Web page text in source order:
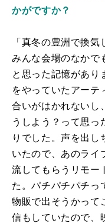
かがですか？
「真冬の豊洲で換
みんな会場のなかで
と思った記憶があり
をやっていたアーテ
合いがはかれないし
うしよう？って思
りでした。声を出し
いたので、あのライ
流してもらうリモー
た。パチパチパチっ
物販で出そうかって
信もしていたので、